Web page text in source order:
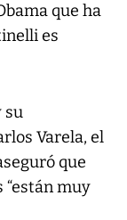
que ha
es
su
Varela, el
que
“están muy